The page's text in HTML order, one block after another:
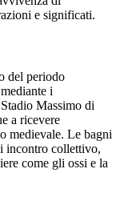
e significati.
del periodo
i
Massimo di
a ricevere
medievale. Le bagni
incontro collettivo,
come gli ossi e la